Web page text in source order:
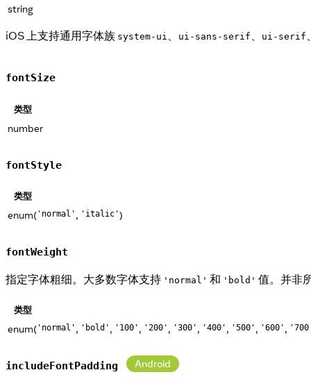
string
iOS 上支持通用字体族 system-ui 、 ui-sans-serif 、 ui-serif
fontSize
类型
number
fontStyle
类型
enum( 'normal' , 'italic')
fontWeight
指定字体粗细。大多数字体支持 'normal' 和 'bold' 值。并非
类型
enum( 'normal' , 'bold' , '100' , '200' , '300' , '400' , '500' , '600' ,
includeFontPadding Android